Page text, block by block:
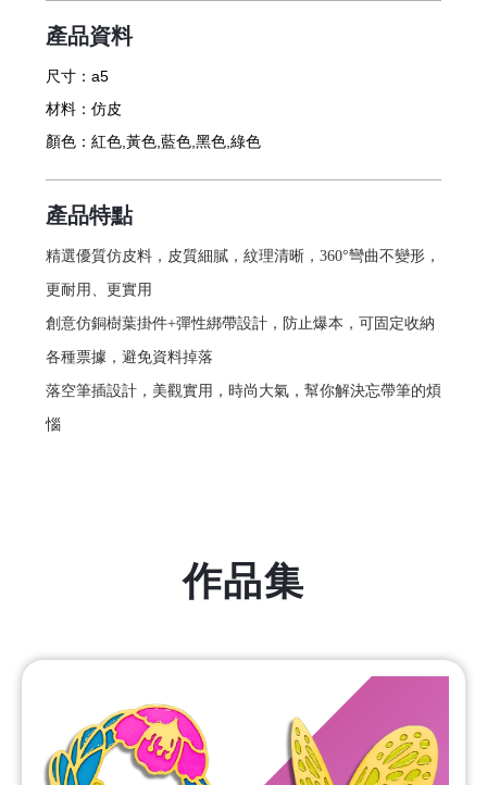
產品資料
尺寸： a5
材料： 仿皮
顏色： 紅色,黃色,藍色,黑色,綠色
產品特點
精選優質仿皮料，皮質細膩，紋理清晰，360°彎曲不變形，
更耐用、更實用
創意仿銅樹葉掛件+彈性綁帶設計，防止爆本，可固定收納
各種票據，避免資料掉落
落空筆插設計，美觀實用，時尚大氣，幫你解決忘帶筆的煩
惱
作品集